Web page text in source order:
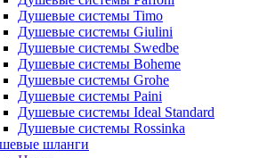
Душевые системы Timo
Душевые системы Giulini
Душевые системы Swedbe
Душевые системы Boheme
Душевые системы Grohe
Душевые системы Paini
Душевые системы Ideal Standard
Душевые системы Rossinka
шланги